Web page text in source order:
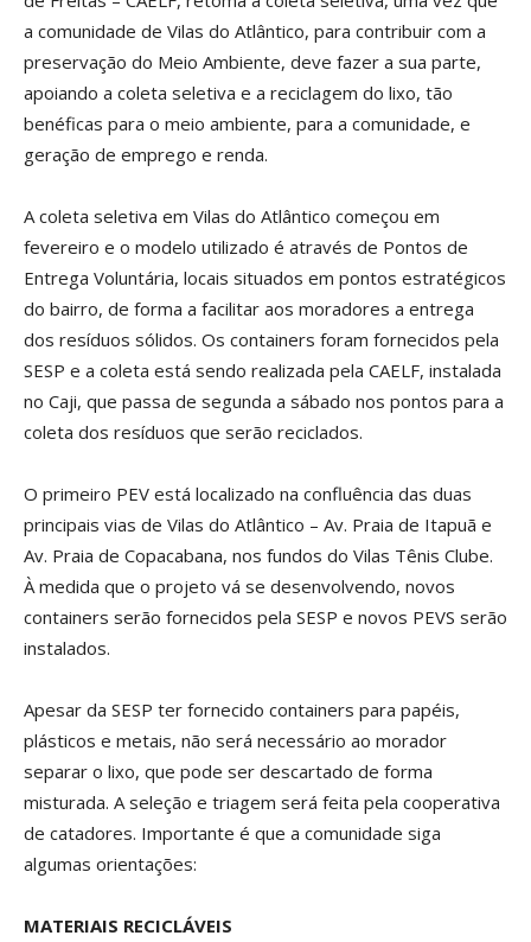
a comunidade de Vilas do Atlântico, para contribuir com a
preservação do Meio Ambiente, deve fazer a sua parte,
apoiando a coleta seletiva e a reciclagem do lixo, tão
benéficas para o meio ambiente, para a comunidade, e
geração de emprego e renda.
A coleta seletiva em Vilas do Atlântico começou em
fevereiro e o modelo utilizado é através de Pontos de
Entrega Voluntária, locais situados em pontos estratégicos
do bairro, de forma a facilitar aos moradores a entrega
dos resíduos sólidos. Os containers foram fornecidos pela
SESP e a coleta está sendo realizada pela CAELF, instalada
no Caji, que passa de segunda a sábado nos pontos para a
coleta dos resíduos que serão reciclados.
O primeiro PEV está localizado na confluência das duas
principais vias de Vilas do Atlântico – Av. Praia de Itapuã e
Av. Praia de Copacabana, nos fundos do Vilas Tênis Clube.
À medida que o projeto vá se desenvolvendo, novos
containers serão fornecidos pela SESP e novos PEVS serão
instalados.
Apesar da SESP ter fornecido containers para papéis,
plásticos e metais, não será necessário ao morador
separar o lixo, que pode ser descartado de forma
misturada. A seleção e triagem será feita pela cooperativa
de catadores. Importante é que a comunidade siga
algumas orientações:
MATERIAIS RECICLÁVEIS